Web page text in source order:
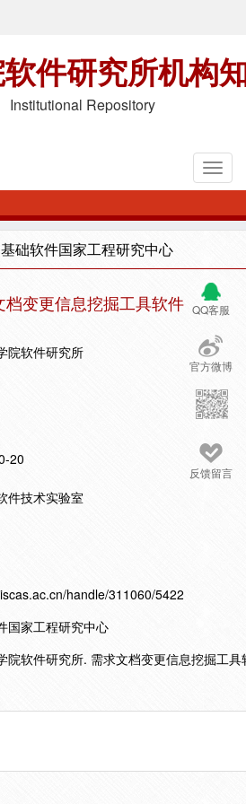
件研究所机构
Institutional Repository
基础软件国家工程研究中心
QQ客服
官方微博
反馈留言
档变更信息挖掘工具软件
院软件研究所
20
件技术实验室
handle/311060/5422
国家工程研究中心
院软件研究所. 需求文档变更信息挖掘工